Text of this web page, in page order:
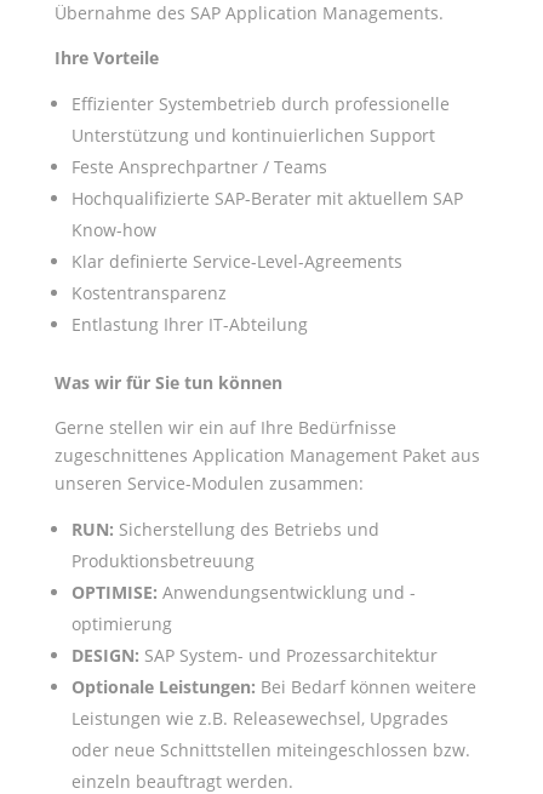
Übernahme des SAP Application Managements.
Ihre Vorteile
Effizienter Systembetrieb durch professionelle
Unterstützung und kontinuierlichen Support
Feste Ansprechpartner / Teams
Hochqualifizierte SAP-Berater mit aktuellem SAP
Know-how
Klar definierte Service-Level-Agreements
Kostentransparenz
Entlastung Ihrer IT-Abteilung
Was wir für Sie tun können
Gerne stellen wir ein auf Ihre Bedürfnisse
zugeschnittenes Application Management Paket aus
unseren Service-Modulen zusammen:
RUN: Sicherstellung des Betriebs und
Produktionsbetreuung
OPTIMISE: Anwendungsentwicklung und -
optimierung
DESIGN: SAP System- und Prozessarchitektur
Optionale Leistungen: Bei Bedarf können weitere
Leistungen wie z.B. Releasewechsel, Upgrades
oder neue Schnittstellen miteingeschlossen bzw.
einzeln beauftragt werden.